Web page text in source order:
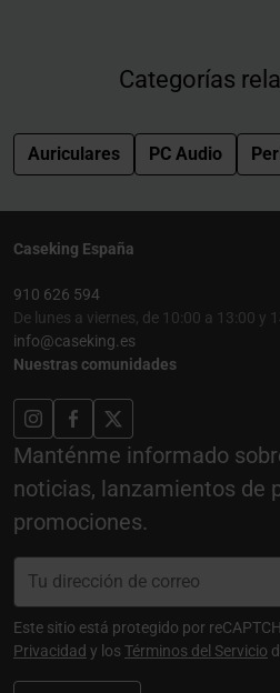
Categorías
Auriculares PC Audio
Caseking España
910 626 594
De lunes a viernes, de 10:00 a 13:00 y
info@caseking.es
Nuestras comunidades
Manténme informado
noticias, lanzamientos de
promociones.
Este sitio está protegido por
Privacidad y losTérminos del Servicio